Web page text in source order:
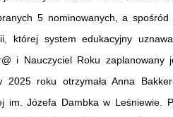
5 nominowanych, a
której system edukacyjny
i Nauczyciel Roku
2025 roku otrzymała Anna
im. Józefa Dambka w Leśniewie.